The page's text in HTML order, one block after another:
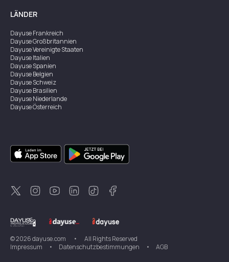
LÄNDER
DayuseFrankreich
DayuseGroßbritannien
DayuseVereinigte Staaten
DayuseItalien
DayuseSpanien
DayuseBelgien
DayuseSchweiz
DayuseBrasilien
DayuseNiederlande
DayuseÖsterreich
DayuseSingapur
DayuseZweden
DayuseThailand
DayuseNeuseeland
DayuseTürkei
©2026dayuse.com •
All Rights Reserved
Impressum
• Datenschutzbestimmungen • AGB